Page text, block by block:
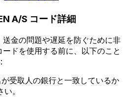
A/S コード詳細
金の問題や遅延を防ぐために非
ドを使用する前に、以下のこと
受取人の銀行と一致しているか
。